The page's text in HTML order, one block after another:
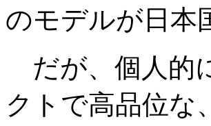
のモデルが日本
だが、個人的
クトで高品位な